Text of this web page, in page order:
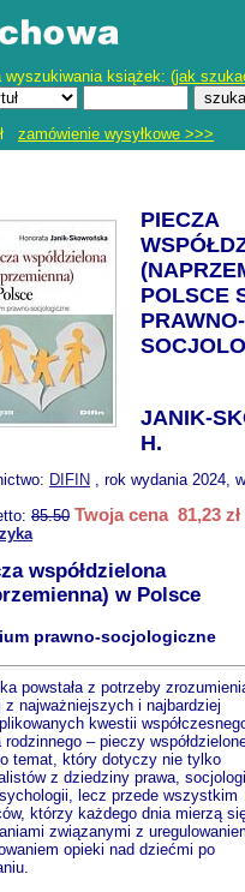
wyszukiwania książek: (jak
zamówienie wysyłkowe >>>
PIECZA
POLSCE
PRAWNO-
JANIK-
H.
DIFIN , rok wydania 2024,
85.50 Twoja cena 81,23 zł
współdzielona
w Polsce
prawno-socjologiczne
powstała z potrzeby
z najważniejszych i najbardziej
kwestii
rodzinnego – pieczy
temat, który dotyczy nie tylko
z dziedziny prawa,
lecz przede wszystkim
którzy każdego dnia mierzą
związanymi z
opieki nad dziećmi po